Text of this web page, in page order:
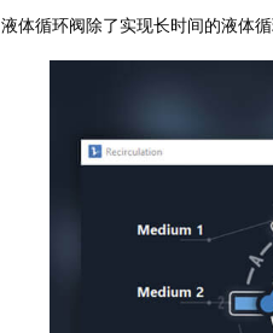
液体循环阀除了实现长时间的液体